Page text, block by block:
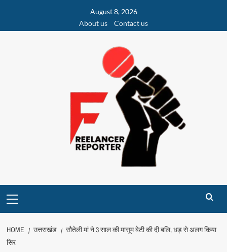
content
August 8, 2026
About us
Contact us
Menu
HOME उत्तराखंड
सौतेली मां ने 3 साल की मासूम बेटी की दी बलि, धड़ से अलग किया
सिर